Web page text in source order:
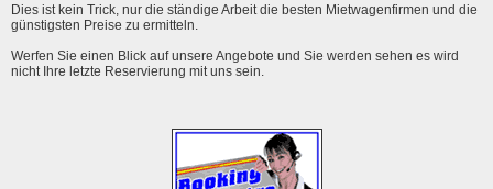
Dies ist kein Trick, nur die ständige Arbeit die besten Mietwagenfirmen und die
günstigsten Preise zu ermitteln.
Werfen Sie einen Blick auf unsere Angebote und Sie werden sehen es wird
nicht Ihre letzte Reservierung mit uns sein.